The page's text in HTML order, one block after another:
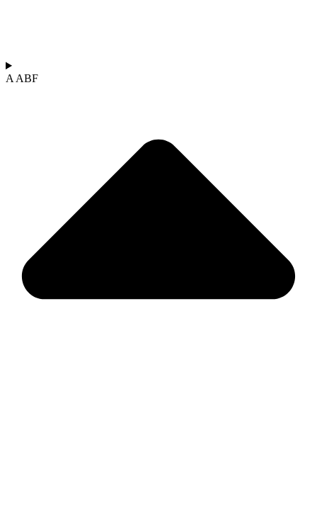
A ABF